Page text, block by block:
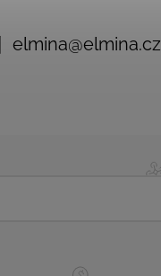
elmina@elmina.cz